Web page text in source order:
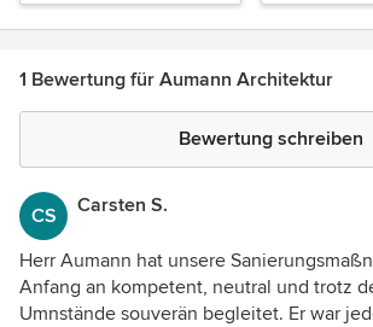
1 Bewertung für Aumann Architektur
Bewertung schreiben
CS Carsten S.
Herr Aumann hat unsere
Anfang an kompetent, neutral und trotz
Umnstände souverän begleitet. Er war